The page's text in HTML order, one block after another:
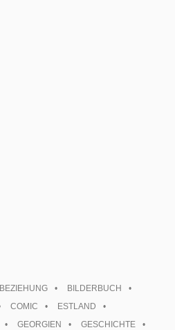
BEZIEHUNG
BILDERBUCH
COMIC
ESTLAND
GEORGIEN
GESCHICHTE